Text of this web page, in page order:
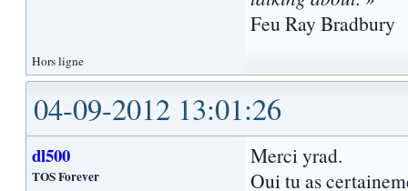
Feu Ray Bradbury
Hors ligne
04-09-2012 13:01:26
dl500
TOS Forever
Merci yrad.
Oui tu as